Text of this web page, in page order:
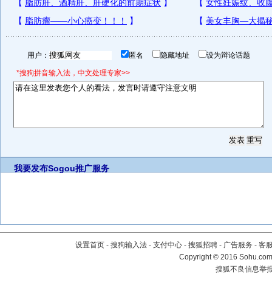
用户： 匿名 隐藏地址 设为辩论话题
*搜狗拼音输入法，中文处理专家>>
我要发布Sogou推广服务
设置首页 - 搜狗输入法 - 支付中心 - 搜狐招聘 - 广告服务 - 客
Copyright©2016
搜狐不良信息举